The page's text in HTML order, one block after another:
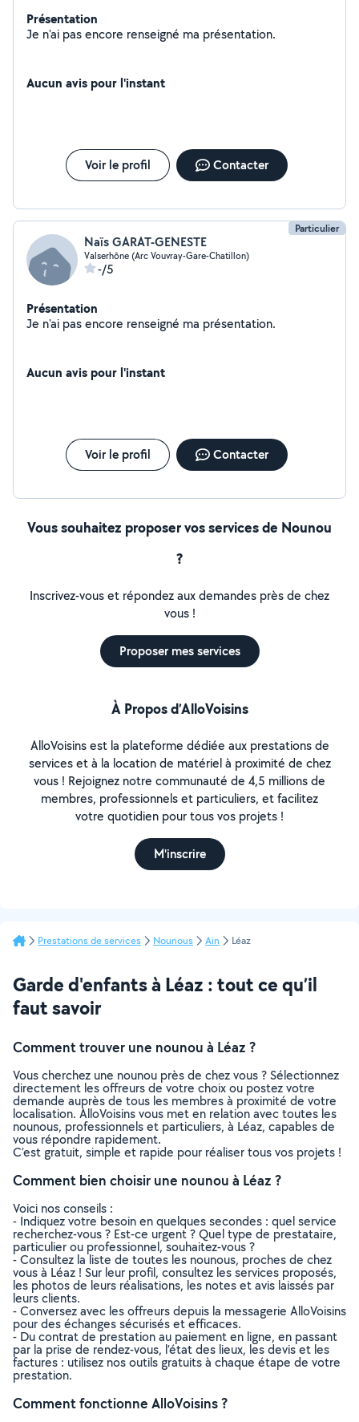
Présentation
Je n'ai pas encore renseigné ma présentation.
Aucun avis pour l'instant
Voir le profil Contacter
Particulier
Naïs GARAT-GENESTE
Valserhône (Arc Vouvray-Gare-Chatillon)
-/5
Présentation
Je n'ai pas encore renseigné ma présentation.
Aucun avis pour l'instant
Voir le profil Contacter
Vous souhaitez proposer vos services de Nounou
?
Inscrivez-vous et répondez aux demandes près de chez
vous !
Proposer mes services
À Propos d’AlloVoisins
AlloVoisins est la plateforme dédiée aux prestations de
services et à la location de matériel à proximité de chez
vous ! Rejoignez notre communauté de 4,5 millions de
membres, professionnels et particuliers, et facilitez
votre quotidien pour tous vos projets !
M'inscrire
Prestations de services Nounous Ain Léaz
Garde d'enfants à Léaz : tout ce qu’il
faut savoir
Comment trouver une nounou à Léaz ?
Vous cherchez une nounou près de chez vous ? Sélectionnez
directement les offreurs de votre choix ou postez votre
demande auprès de tous les membres à proximité de votre
localisation. AlloVoisins vous met en relation avec toutes les
nounous, professionnels et particuliers, à Léaz, capables de
vous répondre rapidement.
C’est gratuit, simple et rapide pour réaliser tous vos projets !
Comment bien choisir une nounou à Léaz ?
Voici nos conseils :
- Indiquez votre besoin en quelques secondes : quel service
recherchez-vous ? Est-ce urgent ? Quel type de prestataire,
particulier ou professionnel, souhaitez-vous ?
- Consultez la liste de toutes les nounous, proches de chez
vous à Léaz ! Sur leur profil, consultez les services proposés,
les photos de leurs réalisations, les notes et avis laissés par
leurs clients.
- Conversez avec les offreurs depuis la messagerie AlloVoisins
pour des échanges sécurisés et efficaces.
- Du contrat de prestation au paiement en ligne, en passant
par la prise de rendez-vous, l’état des lieux, les devis et les
factures : utilisez nos outils gratuits à chaque étape de votre
prestation.
Comment fonctionne AlloVoisins ?